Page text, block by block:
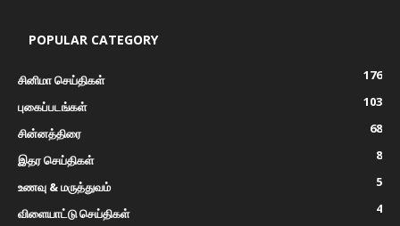
POPULAR CATEGORY
சினிமா செய்திகள்
176
புகைப்படங்கள்
103
சின்னத்திரை
68
இதர செய்திகள்
8
உணவு & மருத்துவம்
5
விளையாட்டு செய்திகள்
4